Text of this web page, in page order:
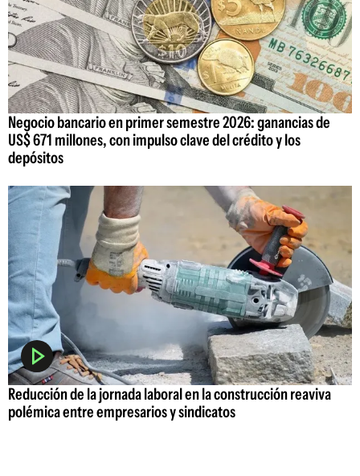
Negocio bancario en primer semestre 2026: ganancias de
US$ 671 millones, con impulso clave del crédito y los
depósitos
Reducción de la jornada laboral en la construcción reaviva
polémica entre empresarios y sindicatos